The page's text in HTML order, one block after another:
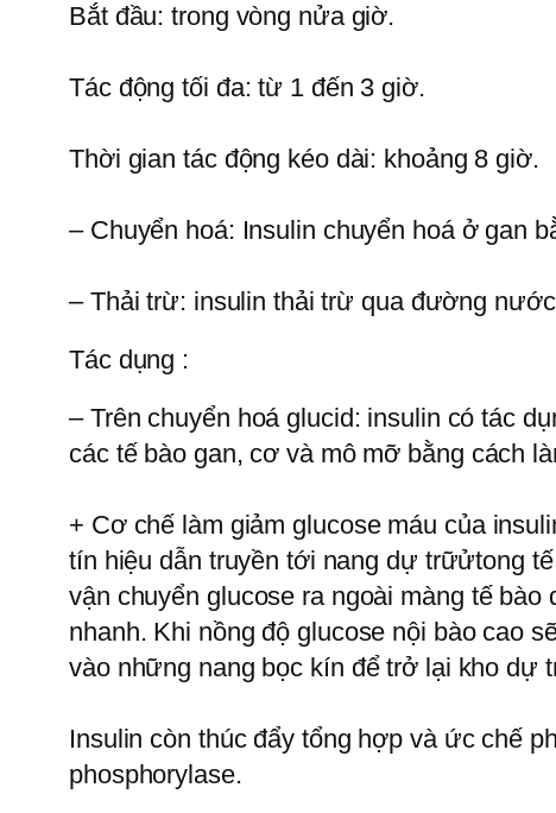
Bắt đầu: trong vòng nửa giờ.
Tác động tối đa: từ 1 đến 3 giờ.
Thời gian tác động kéo dài: khoảng 8 giờ.
– Chuyển hoá: Insulin chuyển hoá ở gan
– Thải trừ: insulin thải trừ qua đường
Tác dụng :
– Trên chuyển hoá glucid: insulin có tác
các tế bào gan, cơ và mô mỡ bằng cách
+ Cơ chế làm giảm glucose máu của
tín hiệu dẫn truyền tới nang dự trữửtong
vận chuyển glucose ra ngoài màng tế
nhanh. Khi nồng độ glucose nội bào cao
vào những nang bọc kín để trở lại kho dự
Insulin còn thúc đẩy tổng hợp và ức chế
phosphorylase.